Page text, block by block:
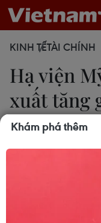
KINH TẾTÀI CHÍNH
Hạ viện
xuất tăng
gia
Với tỷ lệ sít sao
Khám phá thêm